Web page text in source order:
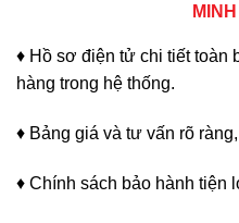
♦ Hồ sơ điện tử chi tiết toàn
hàng trong hệ thống.
♦ Bảng giá và tư vấn rõ
♦ Chính sách bảo hành tiện